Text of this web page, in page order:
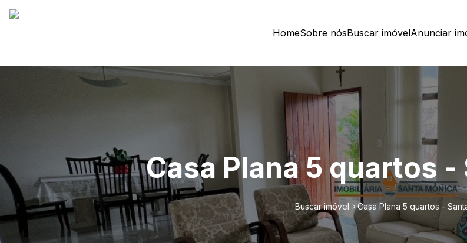
HomeSobre nósBuscar imóvelAnunciar
Casa Plana 5 quartos
Buscar imóvel Casa Plana 5 quartos -